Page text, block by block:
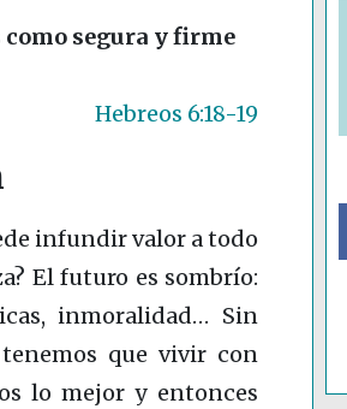
segura y firme
Hebreos 6:18-19
infundir valor a todo
El futuro es sombrío:
inmoralidad… Sin
que vivir con
lo mejor y entonces